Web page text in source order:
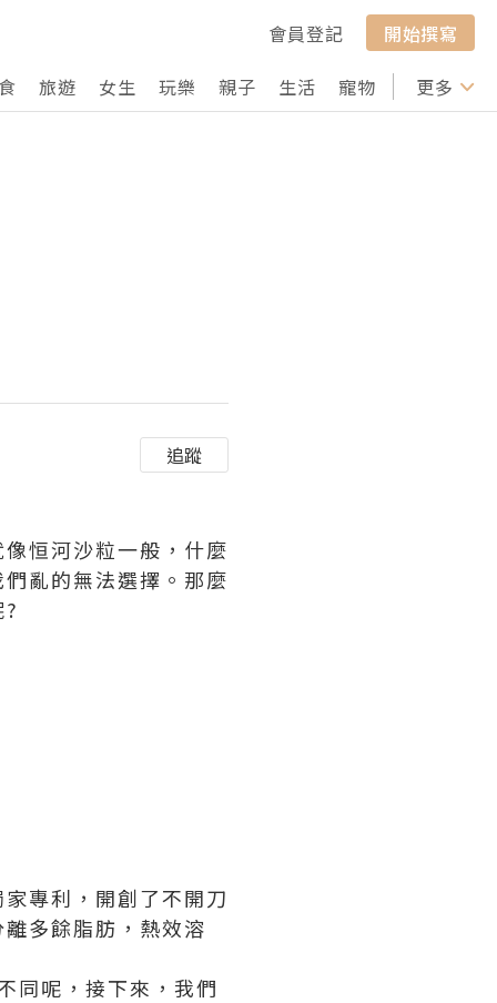
會員登記
開始撰寫
旅遊 女生 玩樂 親子 生活 寵物 行山 打卡
更多
追蹤
恒河沙粒一般，什麼
亂的無法選擇。那麼
專利，開創了不開刀
多餘脂肪，熱效溶
同呢，接下來，我們